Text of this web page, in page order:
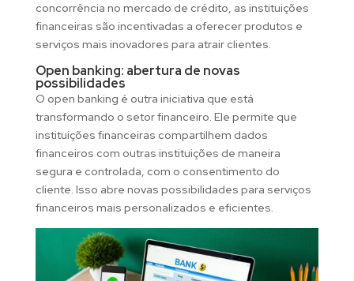
concorrência no mercado de crédito, as instituições
financeiras são incentivadas a oferecer produtos e
serviços mais inovadores para atrair clientes.
Open banking: abertura de novas
possibilidades
O open banking é outra iniciativa que está
transformando o setor financeiro. Ele permite que
instituições financeiras compartilhem dados
financeiros com outras instituições de maneira
segura e controlada, com o consentimento do
cliente. Isso abre novas possibilidades para serviços
financeiros mais personalizados e eficientes.